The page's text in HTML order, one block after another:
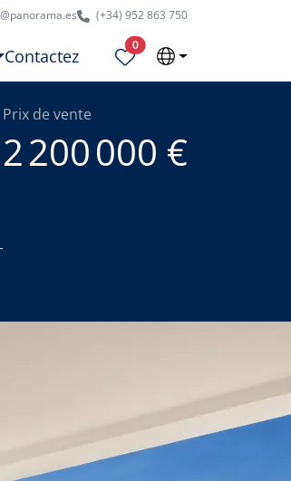
(+34) 952 863 750
Contactez
0Propriétés sélectionnées
Prix de vente
2 200 000 €